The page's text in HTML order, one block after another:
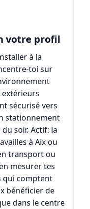
votre profil
à la
toi sur
extérieurs
sécurisé vers
stationnement
soir. Actif: la
à Aix ou
transport ou
mesurer tes
qui comptent
bénéficier de
dans le centre